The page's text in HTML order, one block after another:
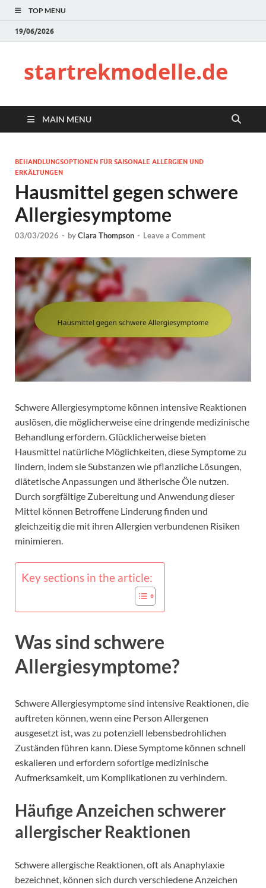
TOP MENU
19/06/2026
startrekmodelle.de
MAIN MENU
BEHANDLUNGSOPTIONEN FÜR SAISONALE ALLERGIEN UND
ERKÄLTUNGEN
Hausmittel gegen schwere
Allergiesymptome
03/03/2026 - byClara Thompson - Leave a Comment
Schwere Allergiesymptome können intensive Reaktionen
auslösen, die möglicherweise eine dringende medizinische
Behandlung erfordern. Glücklicherweise bieten
Hausmittel natürliche Möglichkeiten, diese Symptome zu
lindern, indem sie Substanzen wie pflanzliche Lösungen,
diätetische Anpassungen und ätherische Öle nutzen.
Durch sorgfältige Zubereitung und Anwendung dieser
Mittel können Betroffene Linderung finden und
gleichzeitig die mit ihren Allergien verbundenen Risiken
minimieren.
Key sections in the article:
Was sind schwere
Allergiesymptome?
Schwere Allergiesymptome sind intensive Reaktionen, die
auftreten können, wenn eine Person Allergenen
ausgesetzt ist, was zu potenziell lebensbedrohlichen
Zuständen führen kann. Diese Symptome können schnell
eskalieren und erfordern sofortige medizinische
Aufmerksamkeit, um Komplikationen zu verhindern.
Häufige Anzeichen schwerer
allergischer Reaktionen
Schwere allergische Reaktionen, oft als Anaphylaxie
bezeichnet, können sich durch verschiedene Anzeichen